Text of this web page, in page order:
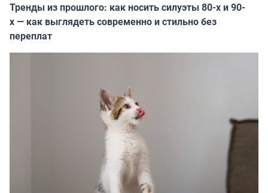
Тренды из прошлого: как носить силуэты 80-х и 90-
х — как выглядеть современно и стильно без
переплат